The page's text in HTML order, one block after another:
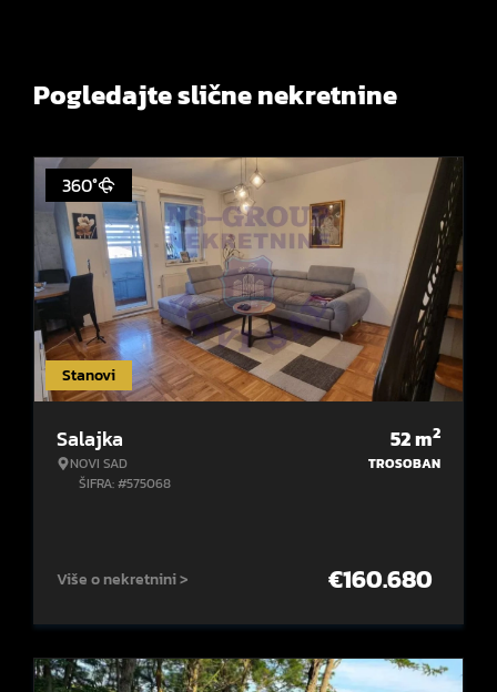
Pogledajte slične nekretnine
Stanovi
360°
Salajka
NOVI SAD
ŠIFRA: #575068
52m2
TROSOBAN
Više o nekretnini > €160.680